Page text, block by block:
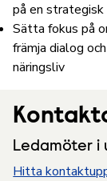
på en strategisk
Sätta fokus på
främja dialog
näringsliv
Ledamöter i
Hitta